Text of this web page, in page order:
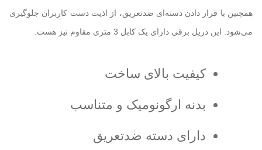
همچنین با قرار دادن دسته‌ای ضدتعریق، از اذیت دست کاربران جلوگیری
می‌شود. این دریل برقی دارای یک کابل 3 متری مقاوم نیز هست.
کیفیت بالای ساخت
بدنه ارگونومیک و متناسب
دارای دسته ضدتعریق